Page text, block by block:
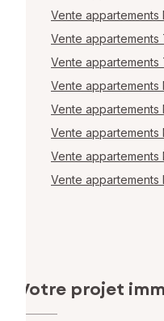
Vente appartements
Vente appartements
Vente appartements
Vente appartements
Vente appartements
Vente appartements
Vente appartements
Vente appartements
Votre projet